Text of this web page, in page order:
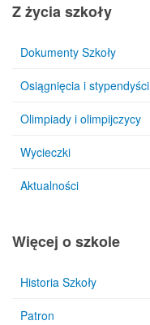
Z życia szkoły
Dokumenty Szkoły
Osiągnięcia i stypendyści
Olimpiady i olimpijczycy
Wycieczki
Aktualności
Więcej o szkole
Historia Szkoły
Patron